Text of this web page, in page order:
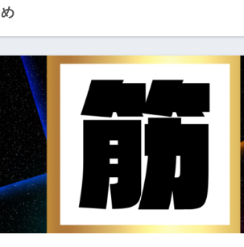
め